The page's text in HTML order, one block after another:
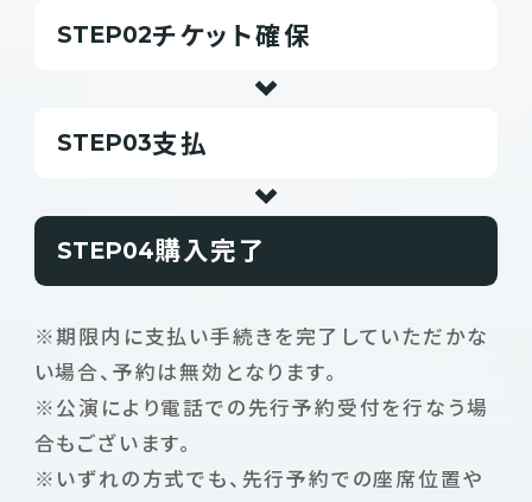
STEP チケット確保
STEP 支払
STEP 購入完了
※期限内に支払い手続きを完了していただかな
い場合、予約は無効となります。
※公演により電話での先行予約受付を行なう場
合もございます。
※いずれの方式でも、先行予約での座席位置や